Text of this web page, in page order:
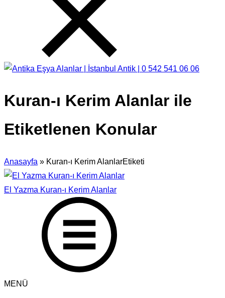
Kuran-ı Kerim Alanlar ile
Etiketlenen Konular
Anasayfa » Kuran-ı Kerim AlanlarEtiketi
El Yazma Kuran-ı Kerim Alanlar
MENÜ